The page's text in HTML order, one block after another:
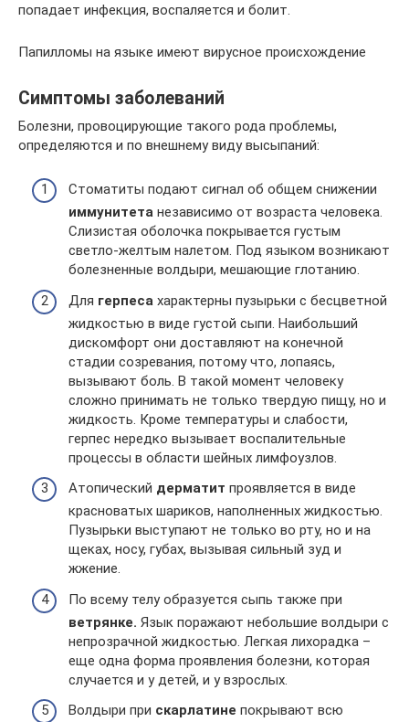
попадает инфекция, воспаляется и болит.
Папилломы на языке имеют вирусное происхождение
Симптомы заболеваний
Болезни, провоцирующие такого рода проблемы,
определяются и по внешнему виду высыпаний:
Стоматиты подают сигнал об общем снижении
иммунитета независимо от возраста человека.
Слизистая оболочка покрывается густым
светло-желтым налетом. Под языком возникают
болезненные волдыри, мешающие глотанию.
Для герпеса характерны пузырьки с бесцветной
жидкостью в виде густой сыпи. Наибольший
дискомфорт они доставляют на конечной
стадии созревания, потому что, лопаясь,
вызывают боль. В такой момент человеку
сложно принимать не только твердую пищу, но и
жидкость. Кроме температуры и слабости,
герпес нередко вызывает воспалительные
процессы в области шейных лимфоузлов.
Атопический дерматит проявляется в виде
красноватых шариков, наполненных жидкостью.
Пузырьки выступают не только во рту, но и на
щеках, носу, губах, вызывая сильный зуд и
жжение.
По всему телу образуется сыпь также при
ветрянке. Язык поражают небольшие волдыри с
непрозрачной жидкостью. Легкая лихорадка –
еще одна форма проявления болезни, которая
случается и у детей, и у взрослых.
Волдыри при скарлатине покрывают всю